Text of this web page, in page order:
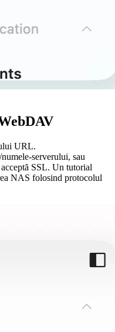
URL.
serverului, sau
SSL. Un tutorial
NAS folosind protocolul